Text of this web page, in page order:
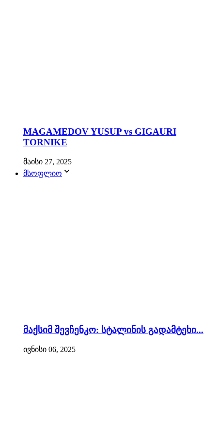
MAGAMEDOV YUSUP vs GIGAURI
TORNIKE
მაისი 27, 2025
მსოფლიო
მაქსიმ შევჩენკო: სტალინის გადამტეხი...
ივნისი 06, 2025